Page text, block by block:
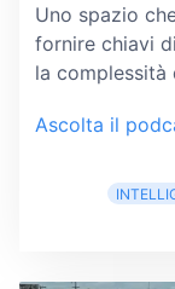
Uno spazio
fornire chiavi
la complessità
Ascolta il